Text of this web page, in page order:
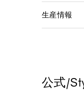
生産情報
公式/